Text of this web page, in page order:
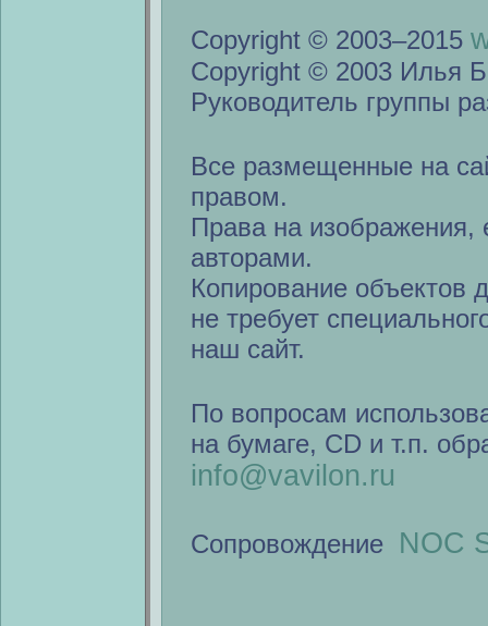
Copyright © 2003–2015
Copyright © 2003 Илья
Руководитель группы
Все размещенные на
правом.
Права на изображения,
авторами.
Копирование объектов
не требует
наш сайт.
По вопросам
на бумаге, CD и т.п.
info@vavilon.ru
Сопровождение NOC